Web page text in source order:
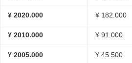
¥ 2020.000 ¥ 182.000
¥ 2010.000 ¥ 91.000
¥ 2005.000 ¥ 45.500